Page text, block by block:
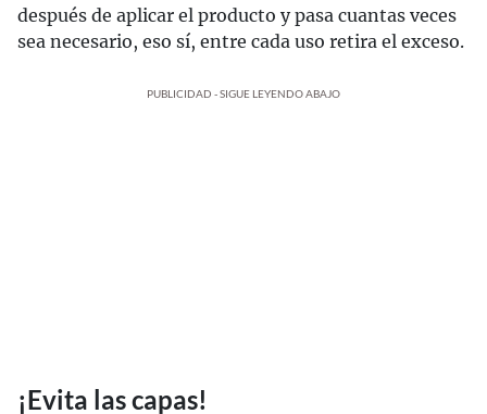
después de aplicar el producto y pasa cuantas veces
sea necesario, eso sí, entre cada uso retira el exceso.
PUBLICIDAD - SIGUE LEYENDO ABAJO
¡Evita las capas!